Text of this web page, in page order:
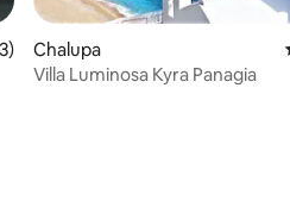
hodnocení 5 z 5, 3 hodnocení
Chalupa
Villa Luminosa Kyra Panagia